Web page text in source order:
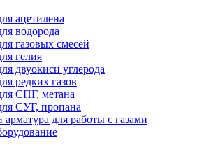
ацетилена
водорода
газовых смесей
гелия
двуокиси углерода
редких газов
СПГ, метана
СУГ, пропана
для работы с газами